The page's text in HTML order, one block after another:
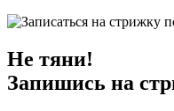
Не тяни!
Запишись на